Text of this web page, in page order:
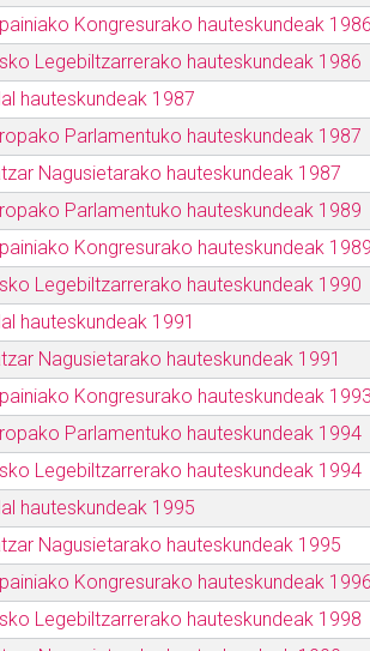
Kongresurako hauteskundeak 1986
Legebiltzarrerako hauteskundeak 1986
hauteskundeak 1987
Parlamentuko hauteskundeak 1987
Nagusietarako hauteskundeak 1987
Parlamentuko hauteskundeak 1989
Kongresurako hauteskundeak 1989
Legebiltzarrerako hauteskundeak 1990
hauteskundeak 1991
Nagusietarako hauteskundeak 1991
Kongresurako hauteskundeak 1993
Parlamentuko hauteskundeak 1994
Legebiltzarrerako hauteskundeak 1994
hauteskundeak 1995
Nagusietarako hauteskundeak 1995
Kongresurako hauteskundeak 1996
Legebiltzarrerako hauteskundeak 1998